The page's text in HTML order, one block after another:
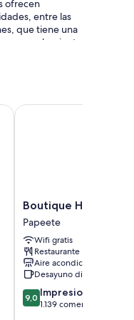
ofrecen
entre las
que tiene una
un bar junto
calidad,
Boutique
Hotel
Kon
Tiki
Tahiti
Papeete
Boutique Hotel Kon
Papeete
Wifi gratis
Restaurante
Aire acondicionado
Desayuno disponible
9.0
sobre
9,0 Impresionante
1.139 comentarios
Boutique Hotel Kon